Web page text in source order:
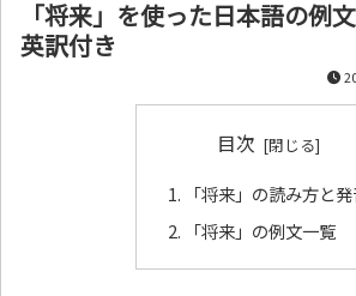
「将来」を使った日本語の例
英訳付き
目次
「将来」の読み方と
「将来」の例文一覧